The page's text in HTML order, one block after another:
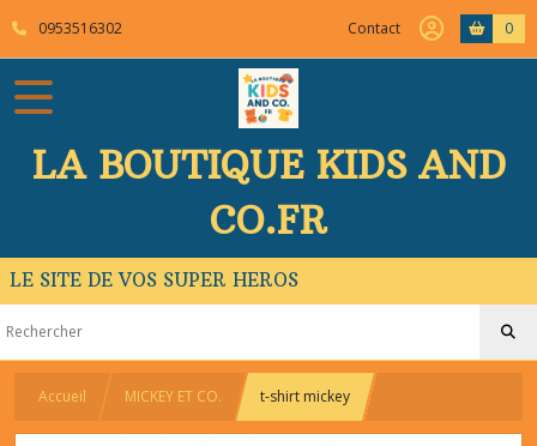
0953516302 Contact 0
LA BOUTIQUE KIDS AND
CO.FR
LE SITE DE VOS SUPER HEROS
Accueil MICKEY ET CO. t-shirt mickey